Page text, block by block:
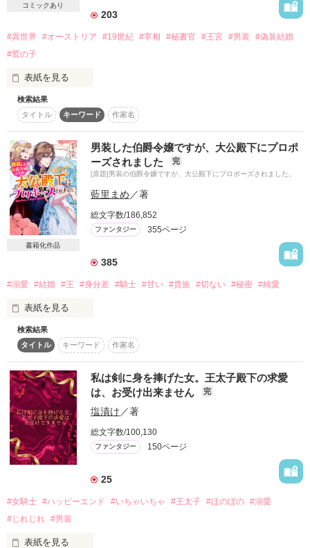
※※H.28.6.9に、マカロン文庫より『狙われし王女と秘密の騎
士』というタイトルで電子書籍化いたします※※
こちらは改稿前の作品です。加筆、修正はしておらず、誤字、
脱字、変更点等もあります。
ご了承ください。
電子書籍版は、主役二人の甘さや焦れったさがこれまで以上に
増しています。
逃げ場がない戦艦の中で
元帥閣下に強引に迫られて、困っています。
『お前に女としての歓びを与えてやる』
※書籍化のため、試し読み部分のみの公開となっています※
作品を読む
コミックあり
203
#異世界 #オーストリア #19世紀 #宰相 #秘書官 #王宮 #男装
#偽装結婚
#鷲の子
表紙を見る
「俺と仕事とどっちが大事なんだよ!?」
「……し、仕事、かな？」
そう答えた私を見る恋人の目は、
落胆を通り越して呆れていた。
決して彼が価値のない人間と
いうわけではない。
ただ私にとって、
愛より仕事の方が
織田つぐみ、二十六歳。
職業、社長秘書。
死ぬまで……ううん、
生まれ変わっても
公開2019．1．21
Ich widme diese Arbeit.
Zu Klemens von Metternich.
作品を読む
検索結果
タイトル
キーワード 作家名
書籍化作品
男装した伯爵令嬢ですが、大公殿下にプロポ
ーズされました
完
[原題]男装の伯爵令嬢ですが、大公殿下にプロポーズされました。
藍里まめ／著
総文字数/186,852
ファンタジー 355ページ
385
#溺愛 #結婚 #王 #身分差 #騎士 #甘い #貴族 #切ない #秘密 #純愛
表紙を見る
＊改稿前の文章です。文庫には書き下ろし番外編がついていま
す。
女であることを隠して城にやってきたのは、落ちぶれ田舎貴族
の伯爵令嬢、ステファニー。
彼女の前に現れたのは、圧倒的な美しさと王たる迫力を持つ、
大公殿下だった。
なぜか気に入られたステファニーは、城内でスリルある生活を
送っていたが……そんなある日のこと、殿下に裸を見られてし
検索結果
タイトル
キーワード 作家名
私は剣に身を捧げた女。王太子殿下の求愛
は、お受け出来ません
完
塩漬け ／著
総文字数/100,130
ファンタジー 150ページ
25
#女騎士 #ハッピーエンド #いちゃいちゃ #王太子 #ほのぼの #溺愛
#じれじれ #男装
表紙を見る